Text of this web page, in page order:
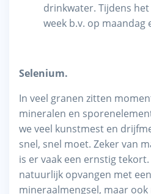
drinkwater. Tijdens
week b.v. op maandag
Selenium.
In veel granen zitten
mineralen en
we veel kunstmest en
snel, snel moet. Zeker van
is er vaak een ernstig
natuurlijk opvangen met
mineraalmengsel, maar